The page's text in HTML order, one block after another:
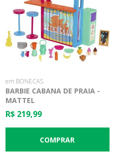
em BONECAS
BARBIE CABANA DE PRAIA -
MATTEL
R$ 219,99